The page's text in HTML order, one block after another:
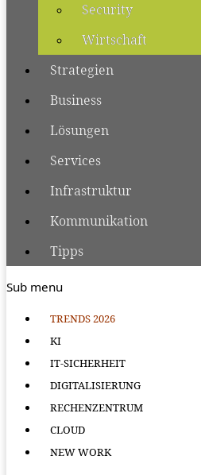
Security
Wirtschaft
Strategien
Business
Lösungen
Services
Infrastruktur
Kommunikation
Tipps
Sub menu
TRENDS 2026
KI
IT-SICHERHEIT
DIGITALISIERUNG
RECHENZENTRUM
CLOUD
NEW WORK